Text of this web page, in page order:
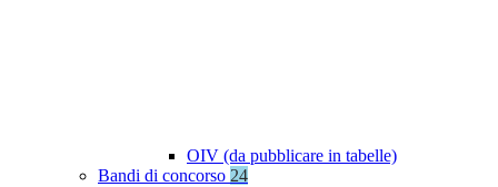
OIV (da pubblicare in tabelle)
Bandi di concorso 24